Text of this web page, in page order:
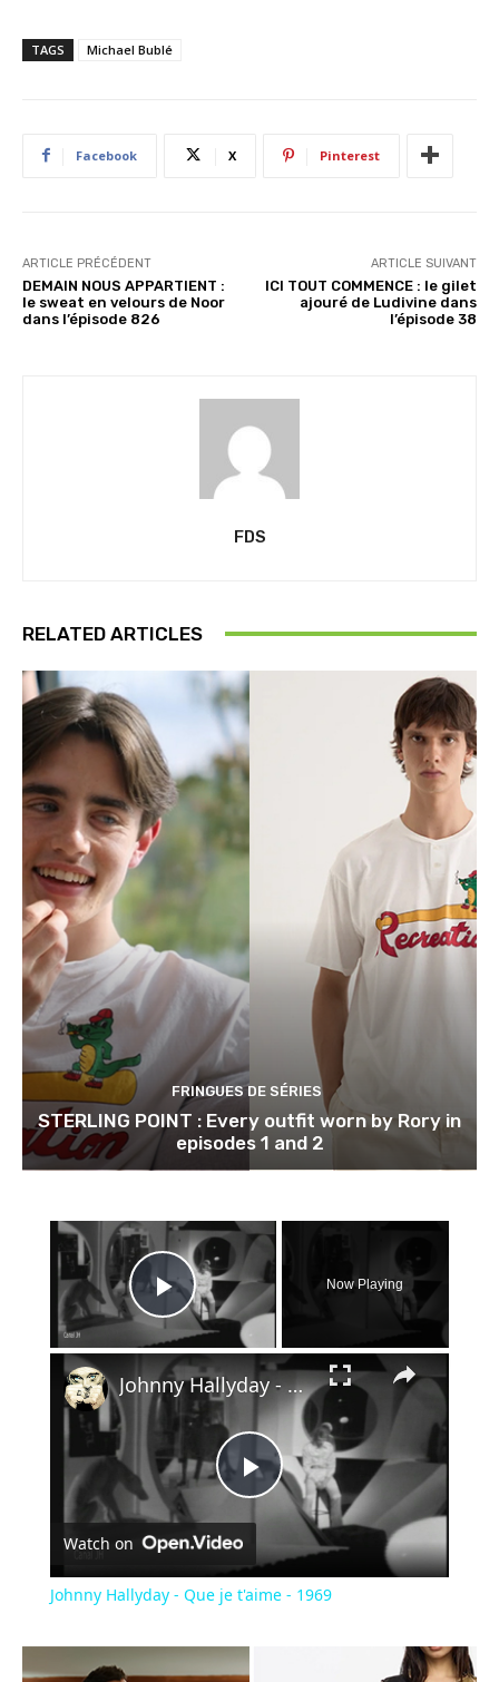
r
g
n
TAGS Michael Bublé
Facebook X Pinterest
ARTICLE PRÉCÉDENT
DEMAIN NOUS APPARTIENT :
le sweat en velours de Noor
dans l’épisode 826
ARTICLE SUIVANT
ICI TOUT COMMENCE : le gilet
ajouré de Ludivine dans
l’épisode 38
FDS
RELATED ARTICLES
FRINGUES DE SÉRIES
STERLING POINT : Every outfit worn by Rory in
episodes 1 and 2
×
Play Video
Now Playing
×
Play
Video
Johnny Hallyday - Que je t'aime - 1969
Watch on
Johnny Hallyday - Que je t'aime - 1969